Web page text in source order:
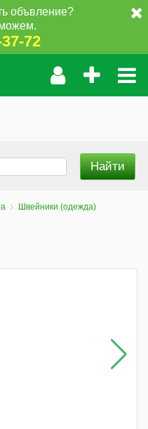
объвление?
72
Швейники (одежда)